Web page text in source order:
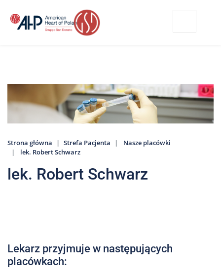
treści
Strefa
Pacjenta
O
nas
Marki
AHP
Galeria
Strona główna Strefa Pacjenta
Nasze placówki
lek. Robert Schwarz
lek. Robert Schwarz
Lekarz przyjmuje w następujących
placówkach: